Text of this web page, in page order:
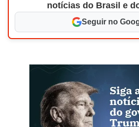
notícias do Brasil e
Seguir no